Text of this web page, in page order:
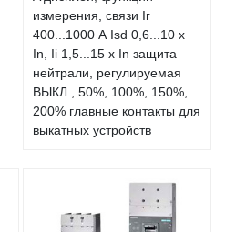
измерения, связи Ir
400...1000 А Isd 0,6...10 x
In, Ii 1,5...15 x In защита
нейтрали, регулируемая
ВЫКЛ., 50%, 100%, 150%,
200% главные контакты для
выкатных устройств